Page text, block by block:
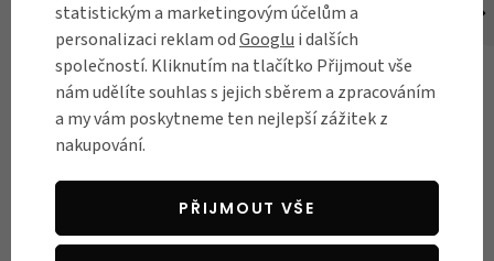
DO MĚSTA
Jak vybrat zámek na
kolo?
Ochránit svého parťáka na
dvou kolech před všetečnýma
rukama zlodějů není tak
snadné, jak se může zdát –
zvlášť pokud vás stál nejednu
DO MĚSTA
6 tipů na účinnou
ochranu kola před
krádeží
zájem Čechů o cyklistiku jsou
jasnými důvody rostoucího
počtu odcizení jízdních kol. V
statistickým a marketingovým účelům a
personalizaci reklam odGooglu i dalších
společností. Kliknutím na tlačítko Přijmout vše
nám udělíte souhlas s jejich sběrem a zpracováním
a my vám poskytneme ten nejlepší zážitek z
nakupování.
PŘIJMOUT VŠE